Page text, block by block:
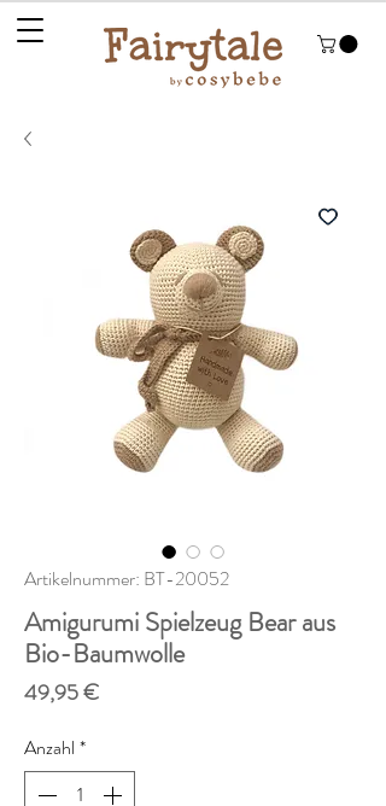
Artikelnummer: BT-20052
Amigurumi Spielzeug Bear aus
Bio-Baumwolle
49,95 €Preis
Anzahl *